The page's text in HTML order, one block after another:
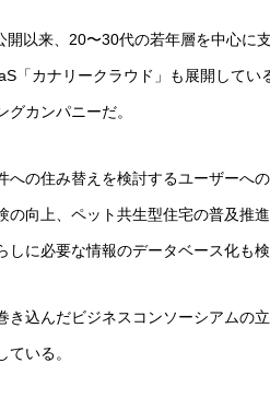
開以来、20〜30代の若年層を中心に
「カナリークラウド」も展開して
カンパニーだ。
への住み替えを検討するユーザーへ
の向上、ペット共生型住宅の普及推
しに必要な情報のデータベース化も
き込んだビジネスコンソーシアムの
いる。